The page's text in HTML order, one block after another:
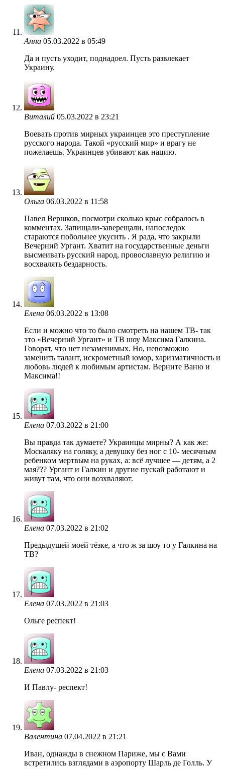
Анна 05.03.2022 в 05:49
Да и пусть уходит, поднадоел. Пусть развлекает
Украину.
Виталий 05.03.2022 в 23:21
Воевать против мирных украинцев это преступление
русского народа. Такой «русский мир» и врагу не
пожелаешь. Украинцев убивают как нацию.
Ольга 06.03.2022 в 11:58
Павел Вершков, посмотри сколько крыс собралось в
комментах. Запищали-заверещали, напоследок
стараются побольнее укусить . Я рада, что закрыли
Вечерний Ургант. Хватит на государственные деньги
высмеивать русский народ, провославную религию и
восхвалять бездарность.
Елена 06.03.2022 в 13:08
Если и можно что то было смотреть на нашем ТВ- так
это «Вечерний Ургант» и ТВ шоу Максима Галкина.
Говорят, что нет незаменимых. Но, невозможно
заменить талант, искрометный юмор, харизматичность и
любовь людей к любимым артистам. Верните Ваню и
Максима!!
Елена 07.03.2022 в 21:00
Вы правда так думаете? Украинцы мирны? А как же:
Москаляку на голяку, а девушку без ног с 10- месячным
ребенком мертвым на руках, а: всё лучшее — детям, а 2
мая??? Ургант и Галкин и другие пускай работают и
живут там, что они возхваляют.
Елена 07.03.2022 в 21:02
Предыдущей моей тёзке, а что ж за шоу то у Галкина на
ТВ?
Елена 07.03.2022 в 21:03
Ольге респект!
Елена 07.03.2022 в 21:03
И Павлу- респект!
Валентина 07.04.2022 в 21:21
Иван, однажды в снежном Париже, мы с Вами
встретились взглядами в аэропорту Шарль де Голль. У